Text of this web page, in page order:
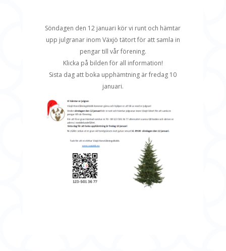
Söndagen den 12 januari kör vi runt och hämtar
upp julgranar inom Växjö tätort för att samla in
pengar till vår förening.
Klicka på bilden för all information!
Sista dag att boka upphämtning är fredag 10
januari.